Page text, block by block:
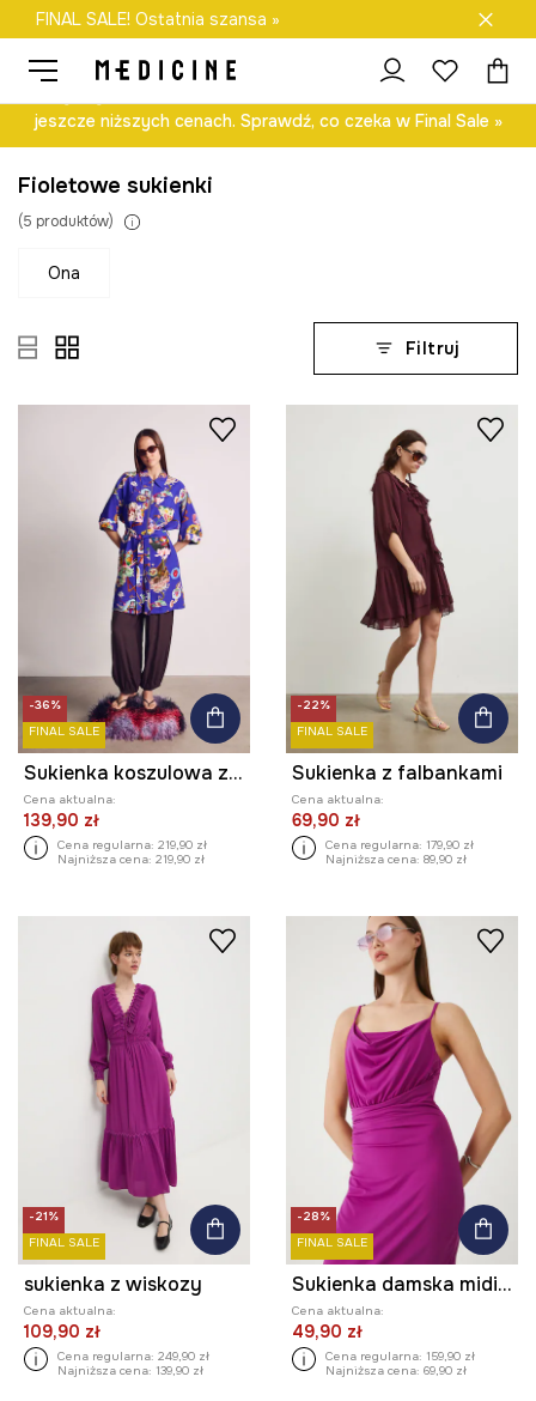
Darmowa dostawa do salonów
FINAL SALE! Ostatnia szansa »
jeszcze niższych cenach. Sprawdź, co czeka w Final Sale »
Fioletowe sukienki
(5 produktów)
ona
Filtruj
-36%
FINAL SALE
Sukienka koszulowa z wiskozą z kolekcji Kit Mizeres x Medicine
Cena aktualna:
139,90 zł
Cena regularna: 219,90 zł
Najniższa cena: 219,90 zł
-22%
FINAL SALE
Sukienka z falbankami
Cena aktualna:
69,90 zł
Cena regularna: 179,90 zł
Najniższa cena: 89,90 zł
-21%
FINAL SALE
sukienka z wiskozy
Cena aktualna:
109,90 zł
Cena regularna: 249,90 zł
Najniższa cena: 139,90 zł
-28%
FINAL SALE
Sukienka damska midi gładka
Cena aktualna:
49,90 zł
Cena regularna: 159,90 zł
Najniższa cena: 69,90 zł